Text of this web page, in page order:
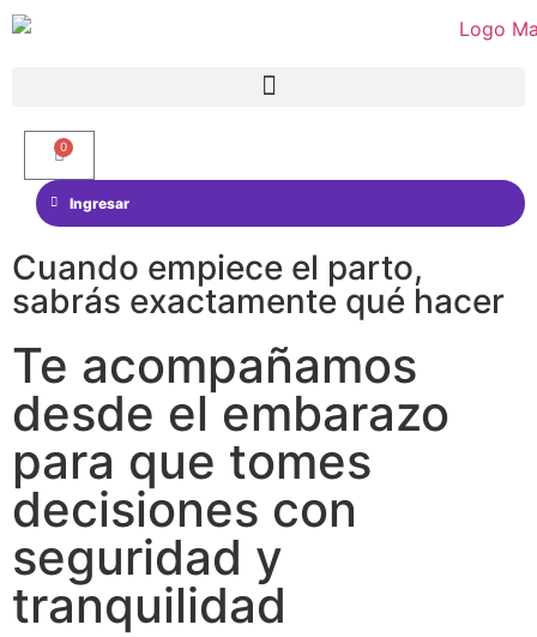
0
Ingresar
Cuando empiece el parto,
sabrás exactamente qué hacer
Te acompañamos
desde el embarazo
para que tomes
decisiones con
seguridad y
tranquilidad